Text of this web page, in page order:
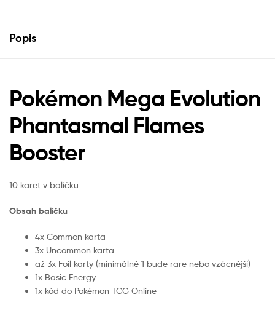
Popis
Pokémon Mega Evolution
Phantasmal Flames
Booster
10 karet v balíčku
Obsah balíčku
4x Common karta
3x Uncommon karta
až 3x Foil karty (minimálně 1 bude rare nebo vzácnější)
1x Basic Energy
1x kód do Pokémon TCG Online